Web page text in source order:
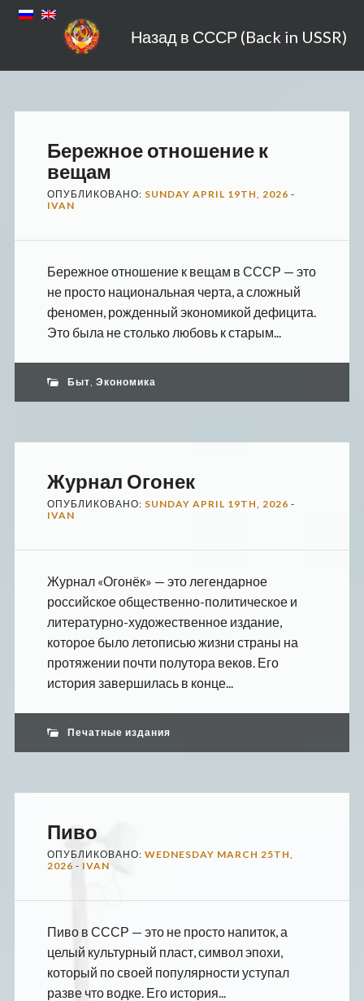
Назад в СССР (Back in USSR)
Бережное отношение к
вещам
ОПУБЛИКОВАНО: SUNDAY APRIL 19TH, 2026 -
IVAN
Бережное отношение к вещам в СССР — это
не просто национальная черта, а сложный
феномен, рожденный экономикой дефицита.
Это была не столько любовь к старым...
Быт, Экономика
Журнал Огонек
ОПУБЛИКОВАНО: SUNDAY APRIL 19TH, 2026 -
IVAN
Журнал «Огонёк» — это легендарное
российское общественно-политическое и
литературно-художественное издание,
которое было летописью жизни страны на
протяжении почти полутора веков. Его
история завершилась в конце...
Печатные издания
Пиво
ОПУБЛИКОВАНО: WEDNESDAY MARCH 25TH,
2026 - IVAN
Пиво в СССР — это не просто напиток, а
целый культурный пласт, символ эпохи,
который по своей популярности уступал
разве что водке. Его история...